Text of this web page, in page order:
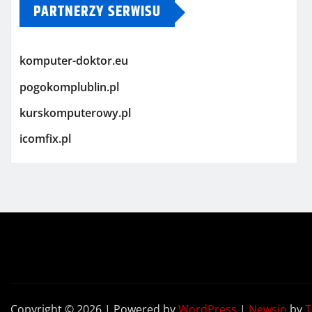
PARTNERZY SERWISU
komputer-doktor.eu
pogokomplublin.pl
kurskomputerowy.pl
icomfix.pl